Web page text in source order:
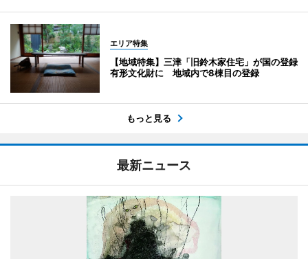
エリア特集
【地域特集】三津「旧鈴木家住宅」が国の登録
有形文化財に 地域内で8棟目の登録
もっと見る
最新ニュース